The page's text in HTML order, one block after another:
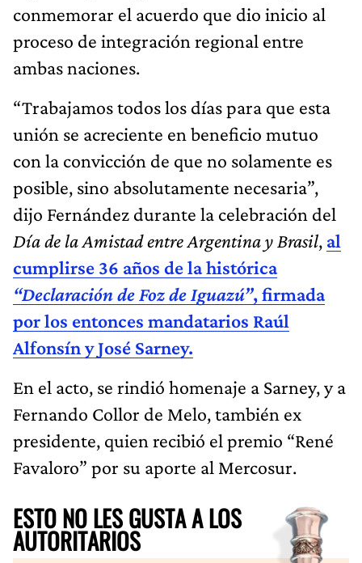
conmemorar el acuerdo que dio inicio al
proceso de integración regional entre
ambas naciones.
“Trabajamos todos los días para que esta
unión se acreciente en beneficio mutuo
con la convicción de que no solamente es
posible, sino absolutamente necesaria”,
dijo Fernández durante la celebración del
Día de la Amistad entre Argentina y Brasil, al
cumplirse 36 años dela histórica
“Declaración de Foz de Iguazú”, firmada
por los entonces mandatarios Raúl
Alfonsín y José Sarney.
En el acto, se rindió homenaje a Sarney, y a
Fernando Collor de Melo, también ex
presidente, quien recibió el premio “René
Favaloro” por su aporte al Mercosur.
ESTO NO LES GUSTA A LOS
AUTORITARIOS